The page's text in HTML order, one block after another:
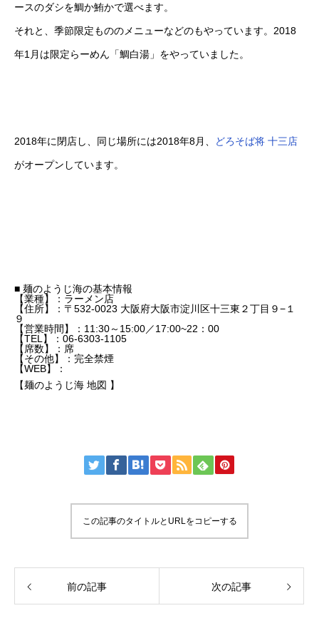
ースのダシを鯛か鮪かで選べます。
それと、季節限定もののメニューなどのもやっています。2018
年1月は限定らーめん「鯛白湯」をやっていました。
2018年に閉店し、同じ場所には2018年8月、 どろそば将 十三店
がオープンしています。
■ 麺のようじ海の基本情報
【業種】：ラーメン店
【住所】：〒532-0023 大阪府大阪市淀川区十三東２丁目９−１
９
【営業時間】：11:30～15:00／17:00~22：00
【TEL】：06-6303-1105
【席数】：席
【その他】：完全禁煙
【WEB】：
【麺のようじ海 地図 】
この記事のタイトルとURLをコピーする
前の記事 次の記事